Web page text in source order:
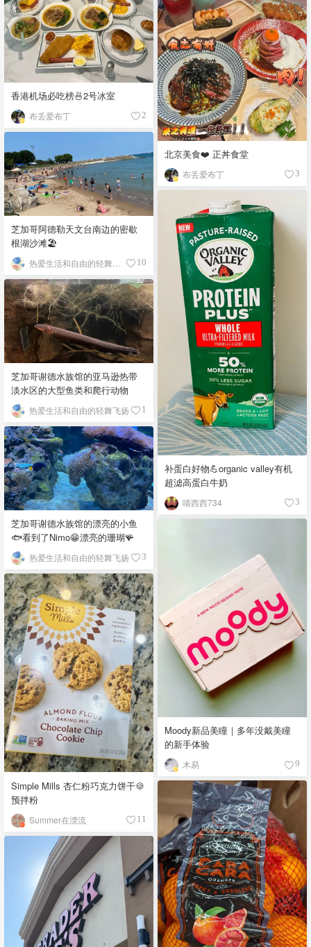
香港机场必吃榜🍜2号冰室
布丢爱布丁 2
北京美食❤️ 正丼食堂
布丢爱布丁 3
芝加哥阿德勒天文台南边的密歇
根湖沙滩🏖️
10
补蛋白好物💪organic valley有机
超滤高蛋白牛奶
喵西西734 3
芝加哥谢德水族馆的亚马逊热带
淡水区的大型鱼类和爬行动物
热爱生活和自由的轻舞飞扬 1
芝加哥谢德水族馆的漂亮的小鱼
🐟看到了Nimo😁漂亮的珊瑚🪸
热爱生活和自由的轻舞飞扬 3
Moody新品美瞳｜多年没戴美瞳
的新手体验
木易 9
Simple Mills 杏仁粉巧克力饼干🍪
预拌粉
Summer在漂流 11